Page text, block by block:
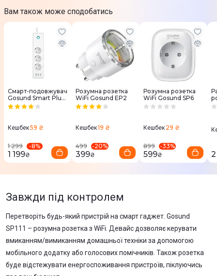
Вам також може сподобатись
Смарт-подовжувач
Gosund Smart Plug
P1 White
Кешбек59 ₴
1 299 -8%
1 199₴
Розумна розетка
WiFi Gosund EP2
Кешбек19 ₴
499 -20%
399₴
Розумна розетка
WiFi Gosund SP6
Кешбек 29 ₴
899 -33%
599₴
Завжди під контролем
Перетворіть будь-який пристрій на смарт гаджет. Gosund
SP111 – розумна розетка з WiFi. Девайс дозволяє керувати
вмиканням/вимиканням домашньої техніки за допомогою
мобільного додатку або голосових помічників. Також розетка
буде відстежувати енергоспоживання пристроїв, піклуючись